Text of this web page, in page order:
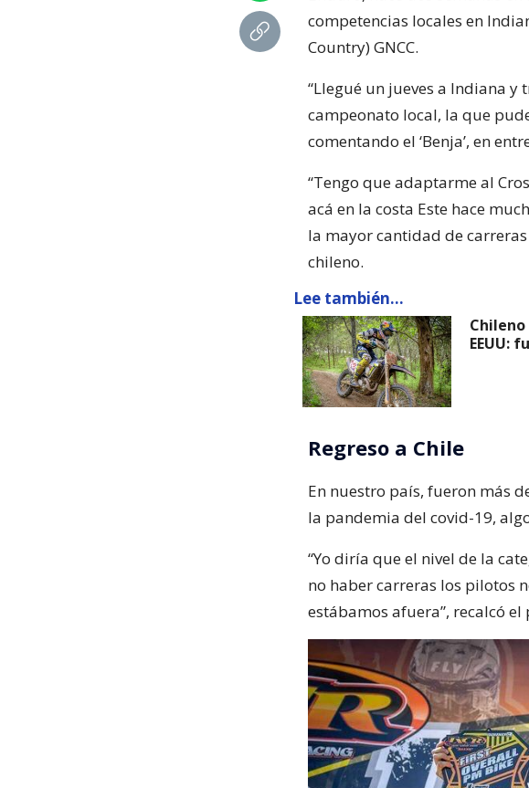
competencias locales en
Country) GNCC.
“Llegué un jueves a Indiana
campeonato local, la que
comentando el ‘Benja’, en
“Tengo que adaptarme al
acá en la costa Este hace
la mayor cantidad de carreras
chileno.
Lee también...
EEUU:
Regreso a Chile
En nuestro país, fueron más
la pandemia del covid-19,
“Yo diría que el nivel de la
no haber carreras los pilotos
estábamos afuera”, recalcó el